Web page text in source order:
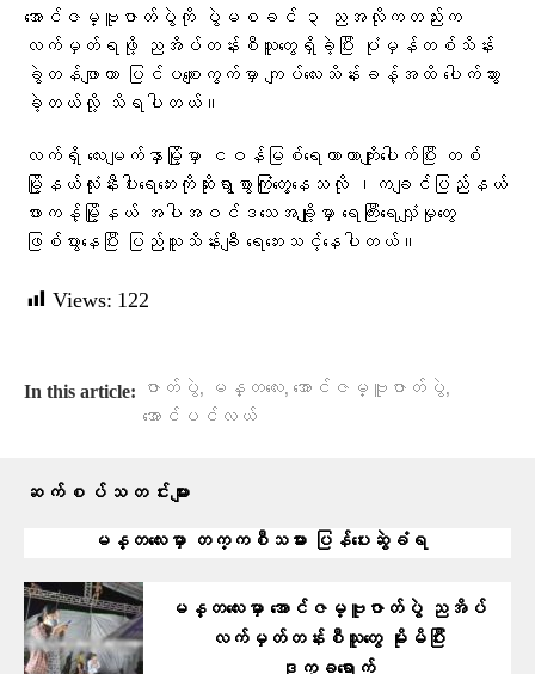
အောင်ဇမ္ဗူဇာတ်ပွဲကို ပွဲမစခင် ၃ ညအလိုကတည်းက
လက်မှတ်ရဖို့ ညအိပ်တန်းစီသူတွေရှိခဲ့ပြီး ပုံမှန်တစ်သိန်း
ခွဲတန်ဖျာဟာ ပြင်ပစျေးကွက်မှာ ကျပ်လေးသိန်းခန့်အထိ ပေါက်သွား
ခဲ့တယ်လို့ သိရပါတယ်။
လက်ရှိ လေးမျက်နှာမြို့မှာ ငဝန်မြစ်ရေကာတာကျိုးပေါက်ပြီး တစ်
မြို့နယ်လုံးနီးပါးရေဘေးကိုဆိုးရွာစွာကြုံတွေ့နေသလို ၊ကချင်ပြည်နယ်
ဖားကန့်မြို့နယ် အပါအဝင်ဒသေအချို့မှာ ရေကြီးရေလျှံမှုတွေ
ဖြစ်ပွားနေပြီး ပြည်သူသိန်းချီ ရေဘေးသင့်နေပါတယ်။
Views: 122
In this article: ဇာတ်ပွဲ, မန္တလေး, အောင်ဇမ္ဗူဇာတ်ပွဲ,
အောင်ပင်လယ်
ဆက်စပ်သတင်းများ
မန္တလေးမှာ တက္ကစီသမား ပြန်ပေးဆွဲခံရ
မန္တလေးမှာ အောင်ဇမ္ဗူဇာတ်ပွဲ ညအိပ်
လက်မှတ်တန်းစီသူတွေ မိုးမိပြီး